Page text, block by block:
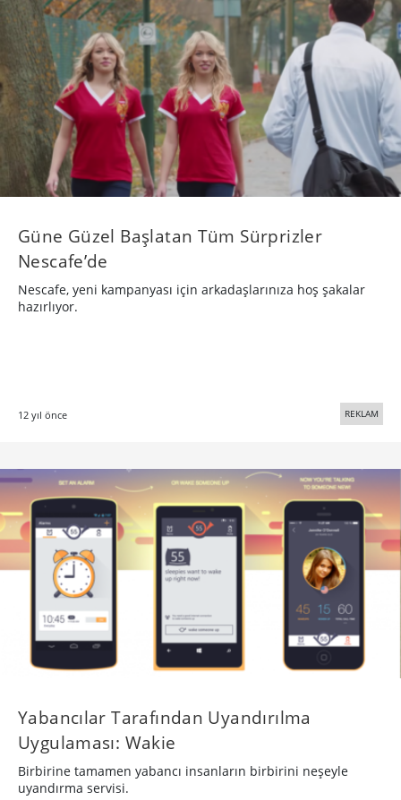
Güne Güzel Başlatan Tüm Sürprizler
Nescafe’de
Nescafe, yeni kampanyası için arkadaşlarınıza hoş şakalar
hazırlıyor.
12 yıl önce REKLAM
Yabancılar Tarafından Uyandırılma
Uygulaması: Wakie
Birbirine tamamen yabancı insanların birbirini neşeyle
uyandırma servisi.